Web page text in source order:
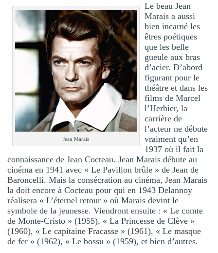
Jean Marais
Le beau Jean
Marais a aussi
bien incarné les
êtres poétiques
que les belle
gueule aux bras
d’acier. D’abord
figurant pour le
théâtre et dans les
films de Marcel
l’Herbier, la
carrière de
l’acteur ne débute
vraiment qu’en
1937 où il fait la
connaissance de Jean Cocteau. Jean Marais débute au
cinéma en 1941 avec « Le Pavillon brûle » de Jean de
Baroncelli. Mais la consécration au cinéma, Jean Marais
la doit encore à Cocteau pour qui en 1943 Delannoy
réalisera « L’éternel retour » où Marais devint le
symbole de la jeunesse. Viendront ensuite : « Le comte
de Monte-Cristo » (1955), « La Princesse de Clève »
(1960), « Le capitaine Fracasse » (1961), « Le masque
de fer » (1962), « Le bossu » (1959), et bien d’autres.